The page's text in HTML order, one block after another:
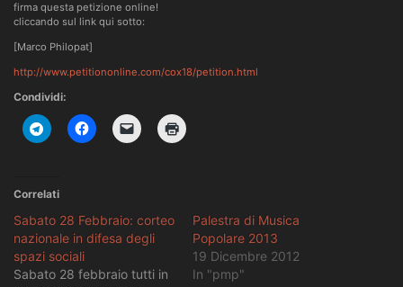
firma questa petizione online!
cliccando sul link qui sotto:
[Marco Philopat]
http://www.petitiononline.com/cox18/petition.html
Condividi:
Correlati
Sabato 28 Febbraio: corteo
nazionale in difesa degli
spazi sociali
Sabato 28 febbraio tutti in
Palestra di Musica
Popolare 2013
19 Dicembre 2012
In "pmp"